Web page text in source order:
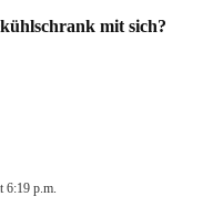
mit sich?
6:19 p.m.